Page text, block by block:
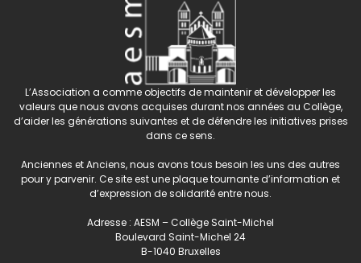
L’Association a comme objectifs de maintenir et développer les
valeurs que nous avons acquises durant nos années au Collège,
d’aider les générations suivantes et de défendre les initiatives prises
dans ce sens.
Anciennes et Anciens, nous avons tous besoin les uns des autres
pour y parvenir. Ce site est une plaque tournante d’information et
d’expression de solidarité entre nous.
Adresse : AESM – Collège Saint-Michel
Boulevard Saint-Michel 24
B-1040 Bruxelles